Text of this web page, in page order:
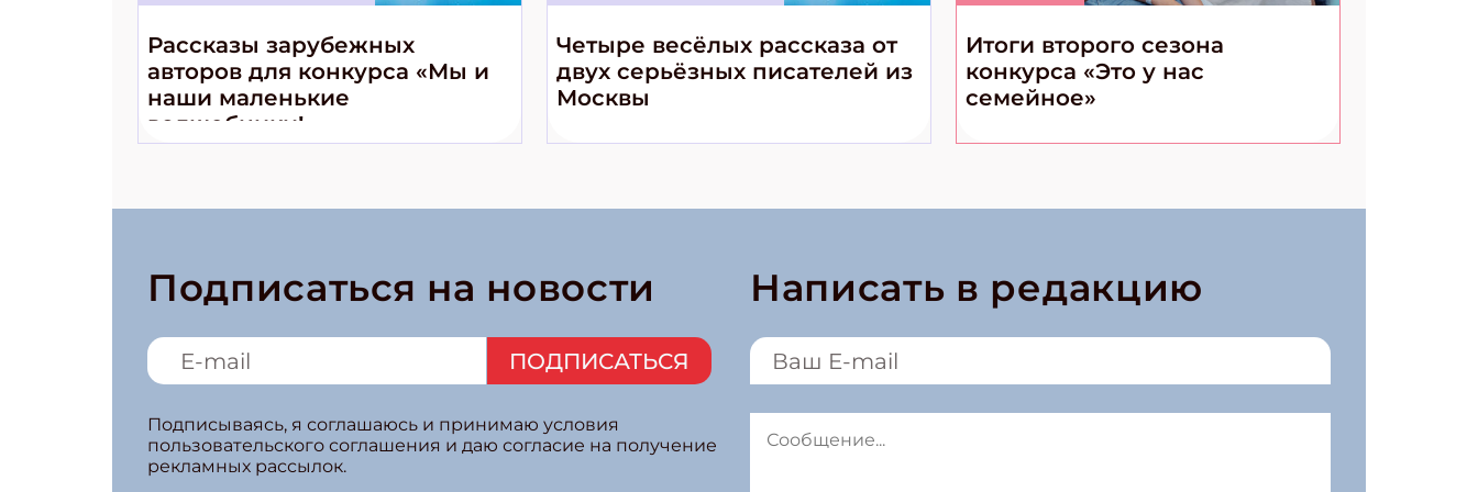
Рассказы зарубежных
авторов для конкурса «Мы и
наши маленькие
волшебники!»
Четыре весёлых рассказа от
двух серьёзных писателей из
Москвы
Итоги второго сезона
конкурса «Это у нас
семейное»
Подписаться на новости
ПОДПИСАТЬСЯ
Подписываясь, я соглашаюсь и принимаю условия
пользовательского соглашения и даю согласие на получение
рекламных рассылок.
Написать в редакцию